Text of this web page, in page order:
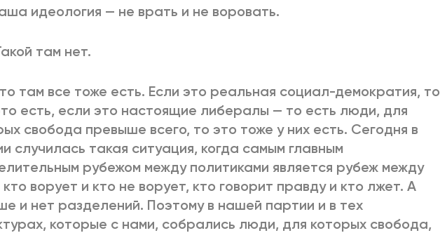
идеология — не врать и не воровать.
там нет.
там все тоже есть. Если это реальная социал-демократия, то
есть, если это настоящие либералы — то есть люди, для
свобода превыше всего, то это тоже у них есть. Сегодня в
случилась такая ситуация, когда самым главным
рубежом между политиками является рубеж между
кто ворует и кто не ворует, кто говорит правду и кто лжет. А
и нет разделений. Поэтому в нашей партии и в тех
которые с нами, собрались люди, для которых свобода,